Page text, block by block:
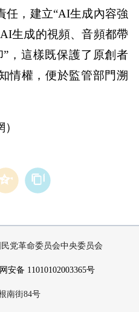
任，建立“AI生成內容強
生成的視頻、音頻都帶
，這樣既保護了原創者
情權，便於監管部門溯
党革命委员会中央委员会
安备 11010102003365号
南街84号